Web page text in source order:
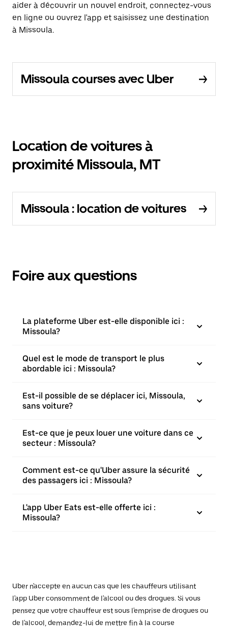
aider à découvrir un nouvel endroit, connectez-vous
en ligne ou ouvrez l'app et saisissez une destination
à Missoula.
Missoula courses avec Uber
Location de voitures à
proximité Missoula, MT
Missoula : location de voitures
Foire aux questions
La plateforme Uber est-elle disponible ici :
Missoula?
Quel est le mode de transport le plus
abordable ici : Missoula?
Est-il possible de se déplacer ici, Missoula,
sans voiture?
Est-ce que je peux louer une voiture dans ce
secteur : Missoula?
Comment est-ce qu'Uber assure la sécurité
des passagers ici : Missoula?
L'app Uber Eats est-elle offerte ici :
Missoula?
Uber n'accepte en aucun cas que les chauffeurs utilisant
l'app Uber consomment de l'alcool ou des drogues. Si vous
pensez que votre chauffeur est sous l'emprise de drogues ou
de l'alcool, demandez-lui de mettre fin à la course